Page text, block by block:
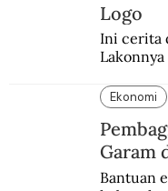
Logo
Ini cerita
Lakonnya
Ekonomi
Garam
Bantuan